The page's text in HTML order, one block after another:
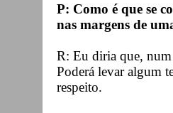
P: Como é que se
nas margens de
R: Eu diria que, num
Poderá levar algum
respeito.